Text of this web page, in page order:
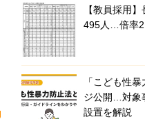
【教員採用
495人…倍率
「こども性
ジ公開…対象
設置を解説